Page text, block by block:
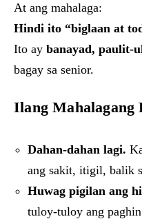
At ang mahalaga:
Hindi ito “biglaan at
Ito ay banayad, paulit-
bagay sa senior.
Ilang Mahalagang
Dahan-dahan lagi.
ang sakit, itigil, balik
Huwag pigilan ang
tuloy-tuloy ang